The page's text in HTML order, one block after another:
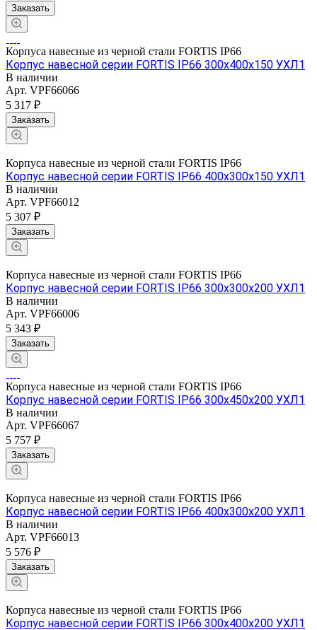
Заказать
Корпуса навесные из черной стали FORTIS IP66
Корпус навесной серии FORTIS IP66 300х400х150 УХЛ1
В наличии
Арт. VPF66066
5 317 ₽
Заказать
Корпуса навесные из черной стали FORTIS IP66
Корпус навесной серии FORTIS IP66 400х300х150 УХЛ1
В наличии
Арт. VPF66012
5 307 ₽
Заказать
Корпуса навесные из черной стали FORTIS IP66
Корпус навесной серии FORTIS IP66 300х300х200 УХЛ1
В наличии
Арт. VPF66006
5 343 ₽
Заказать
Корпуса навесные из черной стали FORTIS IP66
Корпус навесной серии FORTIS IP66 300х450х200 УХЛ1
В наличии
Арт. VPF66067
5 757 ₽
Заказать
Корпуса навесные из черной стали FORTIS IP66
Корпус навесной серии FORTIS IP66 400х300х200 УХЛ1
В наличии
Арт. VPF66013
5 576 ₽
Заказать
Корпуса навесные из черной стали FORTIS IP66
Корпус навесной серии FORTIS IP66 300х400х200 УХЛ1